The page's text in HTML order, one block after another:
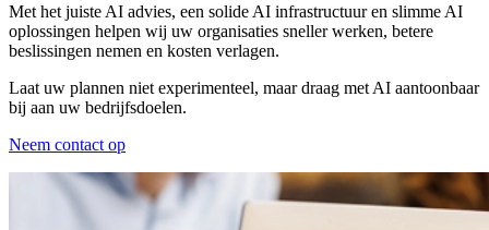
Met het juiste AI advies, een solide AI infrastructuur en slimme AI
oplossingen helpen wij uw organisaties sneller werken, betere
beslissingen nemen en kosten verlagen.
Laat uw plannen niet experimenteel, maar draag met AI aantoonbaar
bij aan uw bedrijfsdoelen.
Neem contact op